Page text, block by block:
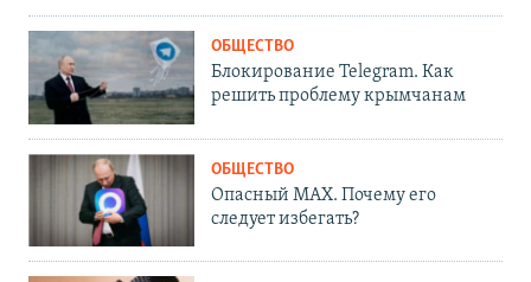
ОБЩЕСТВО
Блокирование Telegram. Как
решить проблему крымчанам
ОБЩЕСТВО
Опасный MAX. Почему его
следует избегать?